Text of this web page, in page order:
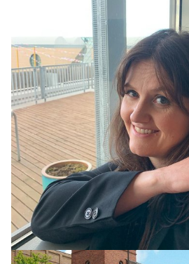
HEIMUR
Apaköttur réðst á 18 manns